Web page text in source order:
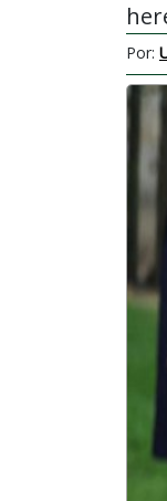
Por: